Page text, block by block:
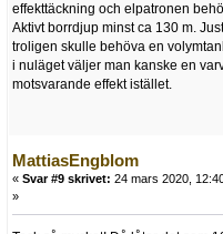
effekttäckning och elpatronen
Aktivt borrdjup minst ca 130 m.
troligen skulle behöva en
i nuläget väljer man kanske en
motsvarande effekt istället.
MattiasEngblom
« Svar #9 skrivet: 24 mars 2020,
»